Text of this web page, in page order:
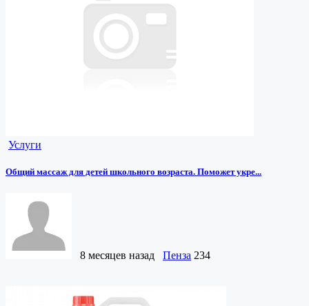
Услуги
Общий массаж для детей школьного возраста. Поможет укре...
8 месяцев назад Пенза 234